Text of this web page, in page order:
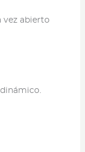
vez abierto